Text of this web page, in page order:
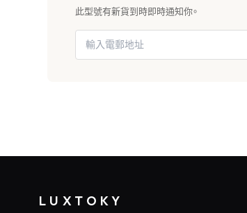
此型號有新貨到時即時通知你。
LUXTOKY